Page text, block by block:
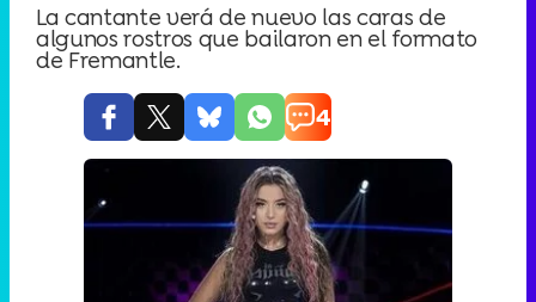
La cantante verá de nuevo las caras de
algunos rostros que bailaron en el formato
de Fremantle.
4